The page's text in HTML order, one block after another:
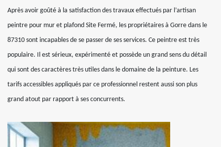
Après avoir goûté à la satisfaction des travaux effectués par l’artisan
peintre pour mur et plafond Site Fermé, les propriétaires à Gorre dans le
87310 sont incapables de se passer de ses services. Ce peintre est très
populaire. Il est sérieux, expérimenté et possède un grand sens du détail
qui sont des caractères très utiles dans le domaine de la peinture. Les
tarifs accessibles appliqués par ce professionnel restent aussi son plus
grand atout par rapport à ses concurrents.